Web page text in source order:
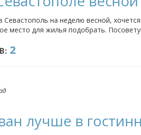
Севастополь на неделю весной,
место для жилья подобрать.
2
лучше в